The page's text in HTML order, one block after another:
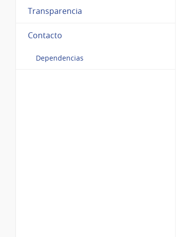
Transparencia
Contacto
Dependencias